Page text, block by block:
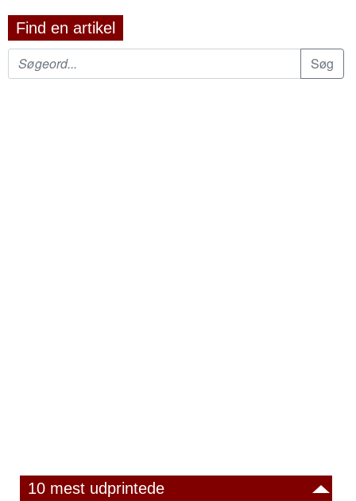
Find en artikel
10 mest udprintede